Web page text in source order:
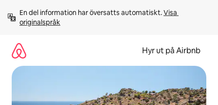
innehåll
En del information har översatts automatiskt. Visa
originalspråk
Hyr ut på Airbnb